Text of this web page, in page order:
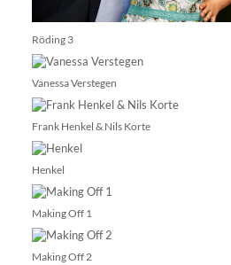
Röding 3
Vanessa Verstegen
Frank Henkel & Nils Korte
Henkel
Making Off 1
Making Off 2